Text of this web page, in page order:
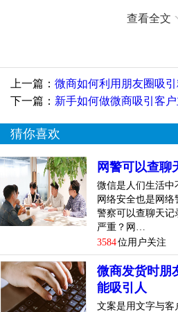
卖大米的。微信的名字建议是你的
名字，但不建议用微店的英文名难
号不要太复杂。建议用数字或者简
给微信号加你。
做微信营销，选择很重。建议选
1毛利率高：保证50%的毛利率，
品；
2竞争少：比如地方特产，衣服鞋
为太多，所以选择独特或者专属的
质量好，质量一定要保证！
查看全文
上一篇： 微商如何利用朋友圈吸
下一篇： 新手如何做微商吸引客
猜你喜欢
网警可以查聊
微信是人们生活中
网络安全也是网
警察可以查聊天记
严重？网…
3584位用户关注
微商发货时朋
能吸引人
文案是用文字与客